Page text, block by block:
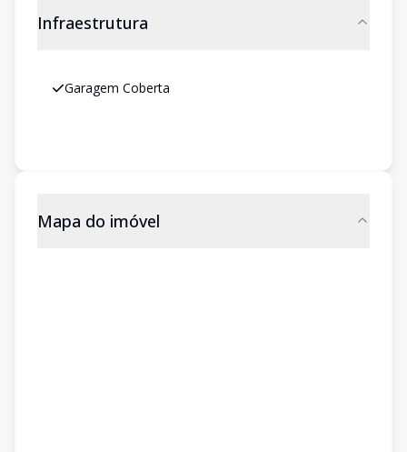
Infraestrutura
Garagem Coberta
Mapa do imóvel